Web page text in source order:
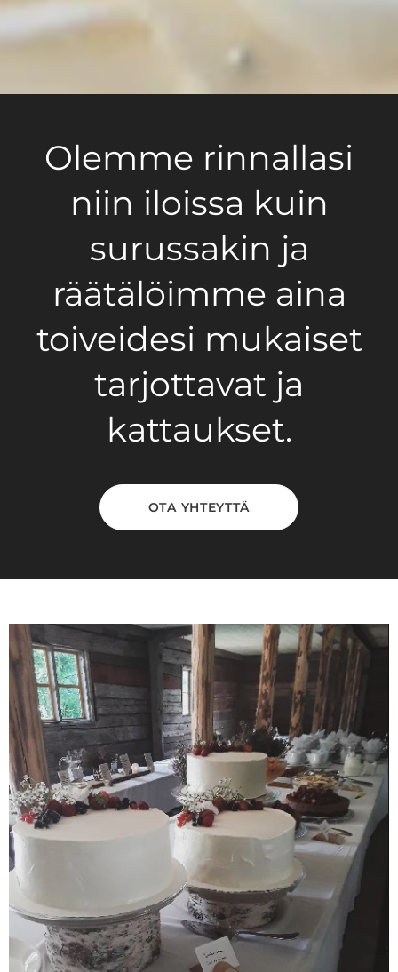
Olemme rinnallasi
niin iloissa kuin
surussakin ja
räätälöimme aina
toiveidesi mukaiset
tarjottavat ja
kattaukset.
OTA YHTEYTTÄ